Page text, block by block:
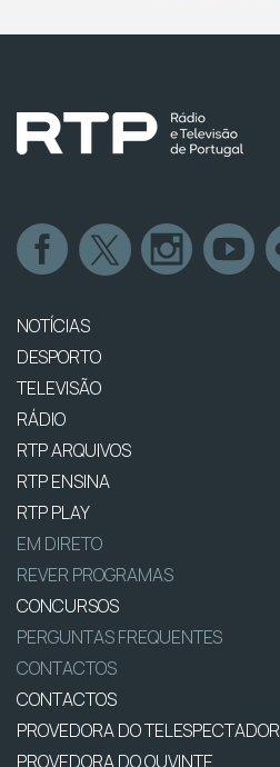
NOTÍCIAS
DESPORTO
TELEVISÃO
RÁDIO
RTP ARQUIVOS
RTP ENSINA
RTP PLAY
EM DIRETO
REVER PROGRAMAS
CONCURSOS
PERGUNTAS FREQUENTES
CONTACTOS
CONTACTOS
PROVEDORA DO TELESPECTADOR
PROVEDORA DO OUVINTE